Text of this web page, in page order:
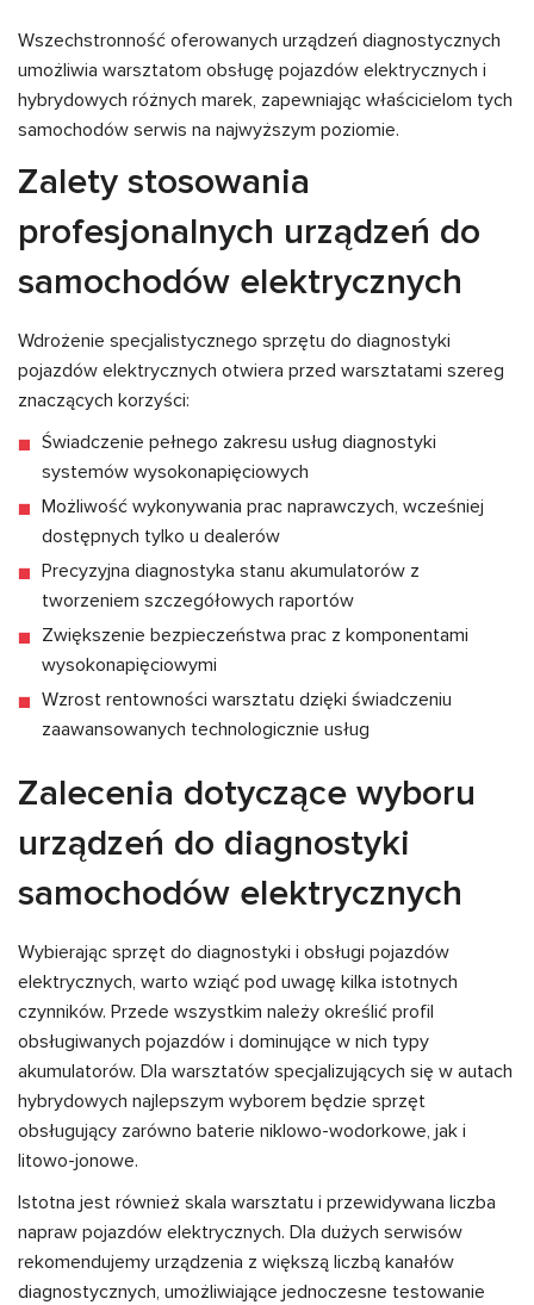
Wszechstronność oferowanych urządzeń diagnostycznych
umożliwia warsztatom obsługę pojazdów elektrycznych i
hybrydowych różnych marek, zapewniając właścicielom tych
samochodów serwis na najwyższym poziomie.
Zalety stosowania
profesjonalnych urządzeń do
samochodów elektrycznych
Wdrożenie specjalistycznego sprzętu do diagnostyki
pojazdów elektrycznych otwiera przed warsztatami szereg
znaczących korzyści:
Świadczenie pełnego zakresu usług diagnostyki
systemów wysokonapięciowych
Możliwość wykonywania prac naprawczych, wcześniej
dostępnych tylko u dealerów
Precyzyjna diagnostyka stanu akumulatorów z
tworzeniem szczegółowych raportów
Zwiększenie bezpieczeństwa prac z komponentami
wysokonapięciowymi
Wzrost rentowności warsztatu dzięki świadczeniu
zaawansowanych technologicznie usług
Zalecenia dotyczące wyboru
urządzeń do diagnostyki
samochodów elektrycznych
Wybierając sprzęt do diagnostyki i obsługi pojazdów
elektrycznych, warto wziąć pod uwagę kilka istotnych
czynników. Przede wszystkim należy określić profil
obsługiwanych pojazdów i dominujące w nich typy
akumulatorów. Dla warsztatów specjalizujących się w autach
hybrydowych najlepszym wyborem będzie sprzęt
obsługujący zarówno baterie niklowo-wodorkowe, jak i
litowo-jonowe.
Istotna jest również skala warsztatu i przewidywana liczba
napraw pojazdów elektrycznych. Dla dużych serwisów
rekomendujemy urządzenia z większą liczbą kanałów
diagnostycznych, umożliwiające jednoczesne testowanie